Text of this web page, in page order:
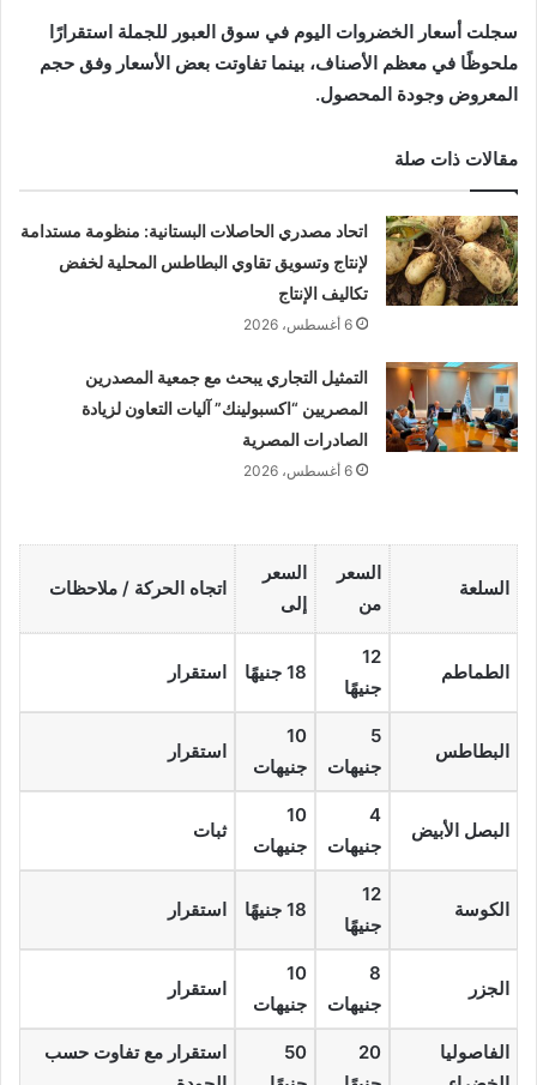
سجلت أسعار الخضروات اليوم في سوق العبور للجملة استقرارًا
ملحوظًا في معظم الأصناف، بينما تفاوتت بعض الأسعار وفق حجم
المعروض وجودة المحصول.
مقالات ذات صلة
اتحاد مصدري الحاصلات البستانية: منظومة مستدامة
لإنتاج وتسويق تقاوي البطاطس المحلية لخفض
تكاليف الإنتاج
6 أغسطس، 2026
التمثيل التجاري يبحث مع جمعية المصدرين
المصريين “اكسبولينك” آليات التعاون لزيادة
الصادرات المصرية
6 أغسطس، 2026
السلعة
السعر
من
السعر
إلى
اتجاه الحركة / ملاحظات
الطماطم
12
جنيهًا
18 جنيهًا استقرار
البطاطس
5
جنيهات
10
جنيهات
استقرار
البصل الأبيض
4
جنيهات
10
جنيهات
ثبات
الكوسة
12
جنيهًا
18 جنيهًا استقرار
الجزر
8
جنيهات
10
جنيهات
استقرار
الفاصوليا
20
50
استقرار مع تفاوت حسب